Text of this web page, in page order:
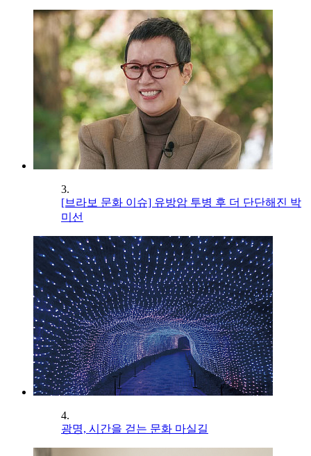
3.
[브라보 문화 이슈] 유방암 투병 후 더 단단해진 박
미선
4.
광명, 시간을 걷는 문화 마실길